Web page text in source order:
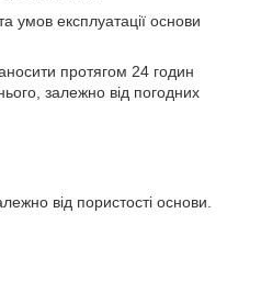
умов експлуатації основи
протягом 24 годин
залежно від погодних
від пористості основи.